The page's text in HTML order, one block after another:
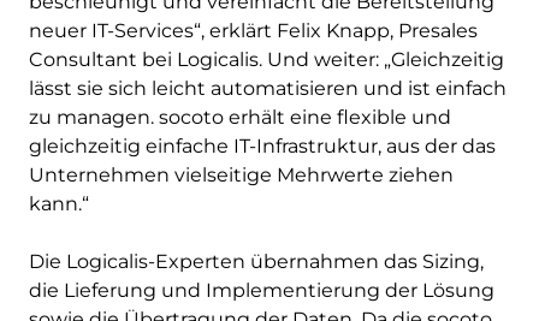
neuer IT-Services“, erklärt Felix Knapp, Presales
Consultant bei Logicalis. Und weiter: „Gleichzeitig
lässt sie sich leicht automatisieren und ist einfach
zu managen. socoto erhält eine flexible und
gleichzeitig einfache IT-Infrastruktur, aus der das
Unternehmen vielseitige Mehrwerte ziehen
kann.“
Die Logicalis-Experten übernahmen das Sizing,
die Lieferung und Implementierung der Lösung